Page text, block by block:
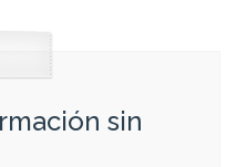
sin